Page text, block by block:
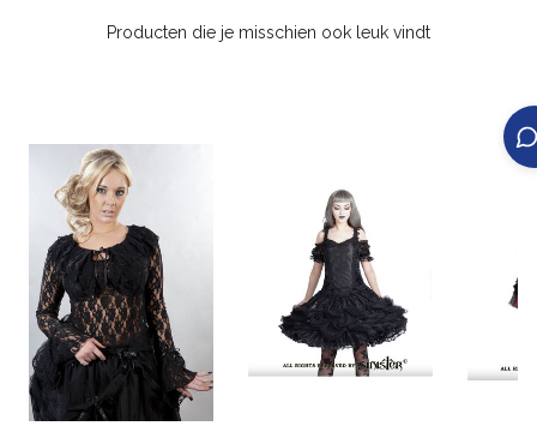
Producten die je misschien ook leuk vindt